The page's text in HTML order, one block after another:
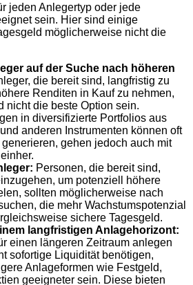
jeden Anlegertyp oder jede
sein. Hier sind einige
möglicherweise nicht die
auf der Suche nach höheren
die bereit sind, langfristig zu
Renditen in Kauf zu nehmen,
nicht die beste Option sein.
in diversifizierte Portfolios aus
anderen Instrumenten können oft
gehen jedoch auch mit
Personen, die bereit sind,
um potenziell höhere
sollten möglicherweise nach
die mehr Wachstumspotenzial
sichere Tagesgeld.
langfristigen Anlagehorizont:
einen längeren Zeitraum anlegen
sofortige Liquidität benötigen,
Anlageformen wie Festgeld,
geeigneter sein. Diese bieten